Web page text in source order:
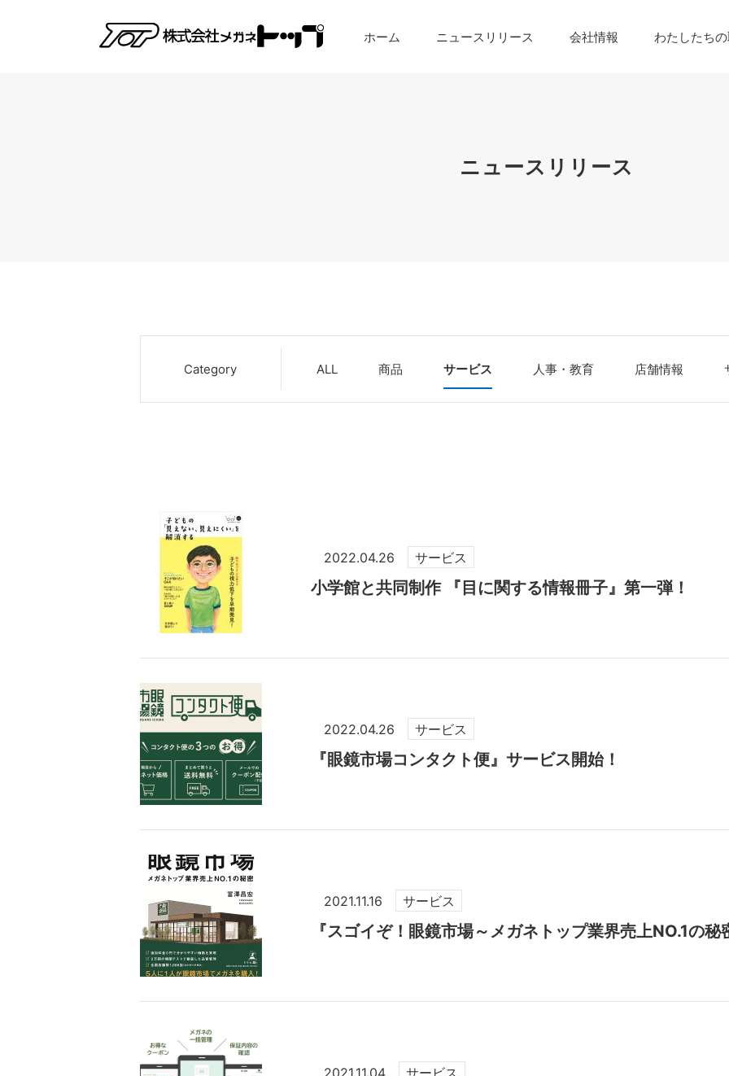
ホーム ニュースリリース 会社情報 わたしたち
ニュースリリース
Category ALL 商品 サービス 人事・教育 店舗情報
2022.04.26 サービス
小学館と共同制作 『目に関する情報冊子』第一弾！
2022.04.26 サービス
『眼鏡市場コンタクト便』サービス開始！
2021.11.16 サービス
『スゴイぞ！眼鏡市場～メガネトップ業界売上NO.1の
2021.11.04 サービス